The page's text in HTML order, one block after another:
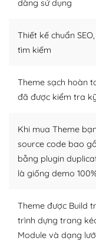
WordPress là nơi
người cuồng tín
Nếu bạn gặp khó
lời, giải đáp vấn đề
Cộng đồng sử
– Đa dạng plugin
Plugin mở rộng là
WordPress để
nhiều plugin trả
dàng sử dụng
Thiết kế chuẩn
tìm kiếm
Theme sạch hoàn
đã được kiểm tra
Khi mua Theme
source code bao
bằng plugin
là giống demo
Theme được Build
trình dựng trang
Module và dạng